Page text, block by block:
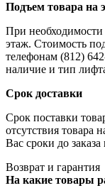
Подъем товара на
При
этаж. Стоимость
телефонам (812)
наличие и тип
Срок доставки
Срок поставки
отсутствия товара
Вас сроки до
Возврат и гарантия
На какие товары